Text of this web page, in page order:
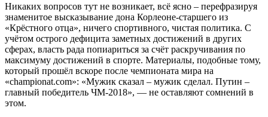
Никаких вопросов тут не возникает, всё ясно – перефразируя
знаменитое высказывание дона Корлеоне-старшего из
«Крёстного отца», ничего спортивного, чистая политика. С
учётом острого дефицита заметных достижений в других
сферах, власть рада попиариться за счёт раскручивания по
максимуму достижений в спорте. Материалы, подобные тому,
который прошёл вскоре после чемпионата мира на
«championat.com»: «Мужик сказал – мужик сделал. Путин –
главный победитель ЧМ-2018», — не оставляют сомнений в
этом.